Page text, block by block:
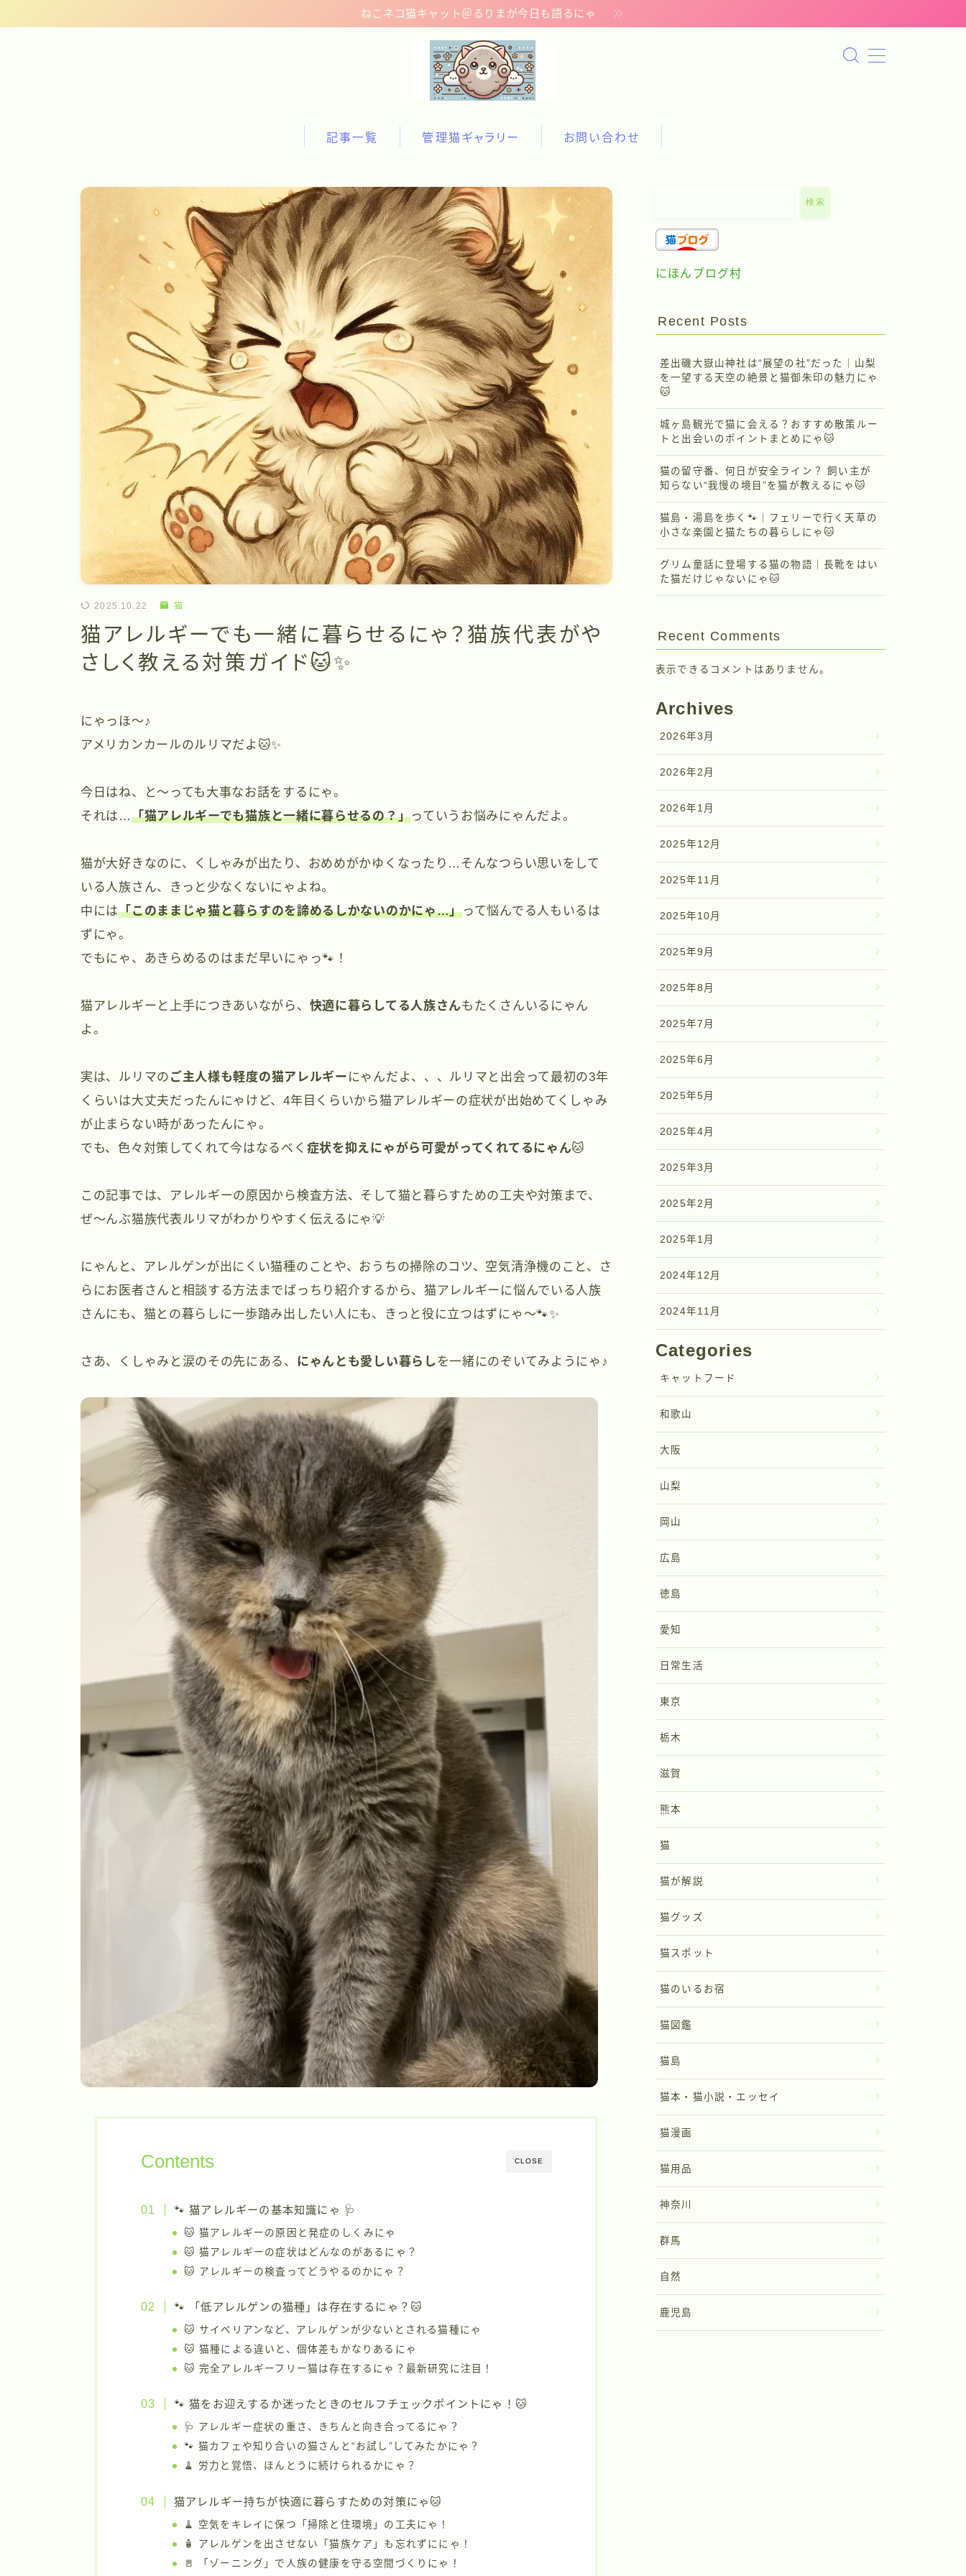
ねこネコ猫キャット＠るりまが今日も語るにゃ
記事一覧 管理猫ギャラリー お問い合わせ
記事一覧
お問い合わせ
2025.10.22 猫
猫アレルギーでも一緒に暮らせるにゃ？猫族代表がや
さしく教える対策ガイド🐱✨
にゃっほ〜♪
アメリカンカールのルリマだよ🐱✨
今日はね、と〜っても大事なお話をするにゃ。
それは…「猫アレルギーでも猫族と一緒に暮らせるの？」っていうお悩みにゃんだよ。
猫が大好きなのに、くしゃみが出たり、おめめがかゆくなったり…そんなつらい思いをして
いる人族さん、きっと少なくないにゃよね。
中には「このままじゃ猫と暮らすのを諦めるしかないのかにゃ…」って悩んでる人もいるは
ずにゃ。
でもにゃ、あきらめるのはまだ早いにゃっ🐾！
猫アレルギーと上手につきあいながら、 快適に暮らしてる人族さんもたくさんいるにゃん
よ。
実は、ルリマの ご主人様も軽度の猫アレルギー にゃんだよ、、、ルリマと出会って最初の3年
くらいは大丈夫だったんにゃけど、4年目くらいから猫アレルギーの症状が出始めてくしゃみ
が止まらない時があったんにゃ。
でも、色々対策してくれて今はなるべく 症状を抑えにゃがら可愛がってくれてるにゃん🐱
この記事では、アレルギーの原因から検査方法、そして猫と暮らすための工夫や対策まで、
ぜ〜んぶ猫族代表ルリマがわかりやすく伝えるにゃ💡
にゃんと、アレルゲンが出にくい猫種のことや、おうちの掃除のコツ、空気清浄機のこと、さ
らにお医者さんと相談する方法までばっちり紹介するから、猫アレルギーに悩んでいる人族
さんにも、猫との暮らしに一歩踏み出したい人にも、きっと役に立つはずにゃ〜🐾✨
さあ、くしゃみと涙のその先にある、 にゃんとも愛しい暮らし を一緒にのぞいてみようにゃ♪
CLOSE
Contents
🐾 猫アレルギーの基本知識にゃ 🩺
🐱 猫アレルギーの原因と発症のしくみにゃ
🐱 猫アレルギーの症状はどんなのがあるにゃ？
🐱 アレルギーの検査ってどうやるのかにゃ？
🐾 「低アレルゲンの猫種」は存在するにゃ？🐱
🐱 サイベリアンなど、アレルゲンが少ないとされる猫種にゃ
🐱 猫種による違いと、個体差もかなりあるにゃ
🐱 完全アレルギーフリー猫は存在するにゃ？最新研究に注目！
🐾 猫をお迎えするか迷ったときのセルフチェックポイントにゃ！🐱
🩺 アレルギー症状の重さ、きちんと向き合ってるにゃ？
🐾 猫カフェや知り合いの猫さんと“お試し”してみたかにゃ？
🧹 労力と覚悟、ほんとうに続けられるかにゃ？
猫アレルギー持ちが快適に暮らすための対策にゃ🐱
🧹 空気をキレイに保つ「掃除と住環境」の工夫にゃ！
🧴 アレルゲンを出させない「猫族ケア」も忘れずににゃ！
🚪 「ゾーニング」で人族の健康を守る空間づくりにゃ！
検索
にほんブログ村
Recent Posts
差出磯大嶽山神社は“展望の社”だった｜山梨
を一望する天空の絶景と猫御朱印の魅力にゃ
🐱
城ヶ島観光で猫に会える？おすすめ散策ルー
トと出会いのポイントまとめにゃ🐱
猫の留守番、何日が安全ライン？ 飼い主が
知らない“我慢の境目”を猫が教えるにゃ🐱
猫島・湯島を歩く🐾｜フェリーで行く天草の
小さな楽園と猫たちの暮らしにゃ🐱
グリム童話に登場する猫の物語｜長靴をはい
た猫だけじゃないにゃ🐱
Recent Comments
表示できるコメントはありません。
Archives
2026年3月
2026年2月
2026年1月
2025年12月
2025年11月
2025年10月
2025年9月
2025年8月
2025年7月
2025年6月
2025年5月
2025年4月
2025年3月
2025年2月
2025年1月
2024年12月
2024年11月
Categories
キャットフード
和歌山
大阪
山梨
岡山
広島
徳島
愛知
日常生活
東京
栃木
滋賀
熊本
猫
猫が解説
猫グッズ
猫スポット
猫のいるお宿
猫図鑑
猫島
猫本・猫小説・エッセイ
猫漫画
猫用品
神奈川
群馬
自然
鹿児島